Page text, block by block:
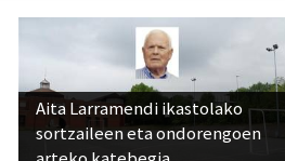
Aita Larramendi ikastolako
sortzaileen eta ondorengoen